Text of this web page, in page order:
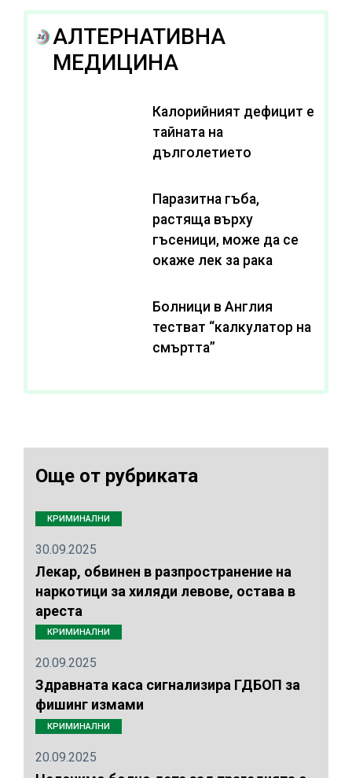
АЛТЕРНАТИВНА
МЕДИЦИНА
Калорийният дефицит е
тайната на
дълголетието
Паразитна гъба,
растяща върху
гъсеници, може да се
окаже лек за рака
Болници в Англия
тестват “калкулатор на
смъртта”
Още от рубриката
КРИМИНАЛНИ
30.09.2025
Лекар, обвинен в разпространение на
наркотици за хиляди левове, остава в
ареста
КРИМИНАЛНИ
20.09.2025
Здравната каса сигнализира ГДБОП за
фишинг измами
КРИМИНАЛНИ
20.09.2025